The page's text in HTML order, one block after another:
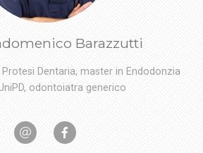
Barazzutti
Dentaria, master in Endodonzia
odontoiatra generico